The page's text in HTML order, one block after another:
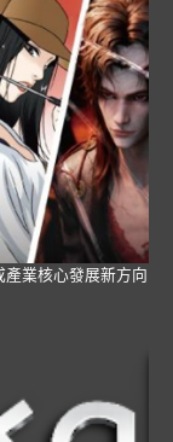
業核心發展新方向